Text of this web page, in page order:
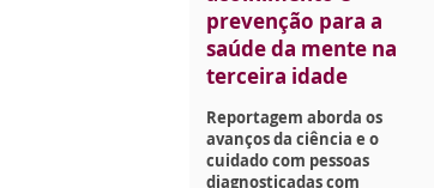
prevenção para a
saúde da mente na
terceira idade
Reportagem aborda os
avanços da ciência e o
cuidado com pessoas
diagnosticadas com